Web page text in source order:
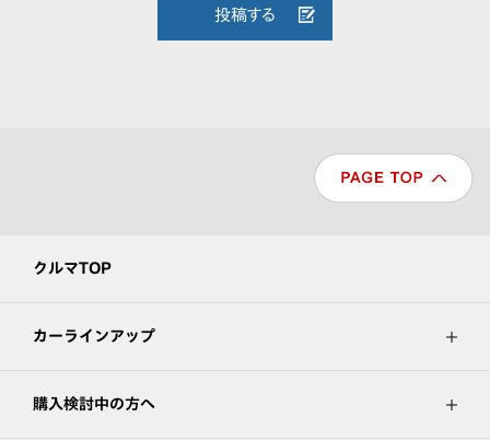
投稿する
クルマTOP
カーラインアップ
購入検討中の方へ